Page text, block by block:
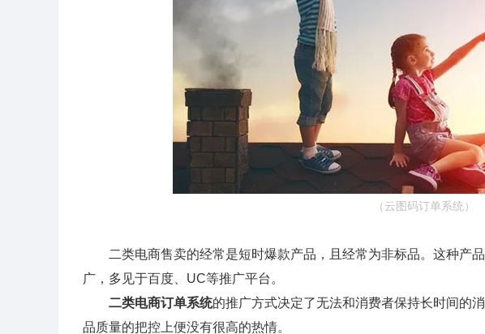
（云图码订单系统）
二类电商售卖的经常是短时爆款产品，且经常为非标品。这种产
广，多见于百度、UC等推广平台。
二类电商订单系统的推广方式决定了无法和消费者保持长时间的
品质量的把控上便没有很高的热情。